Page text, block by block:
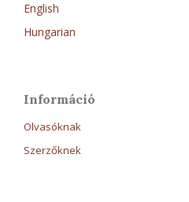
English
Hungarian
Információ
Olvasóknak
Szerzőknek